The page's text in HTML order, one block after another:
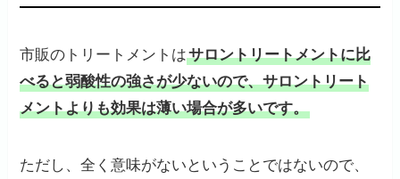
市販のトリートメントはサロントリートメントに比
べると弱酸性の強さが少ないので、サロントリート
メントよりも効果は薄い場合が多いです。
ただし、全く意味がないということではないので、